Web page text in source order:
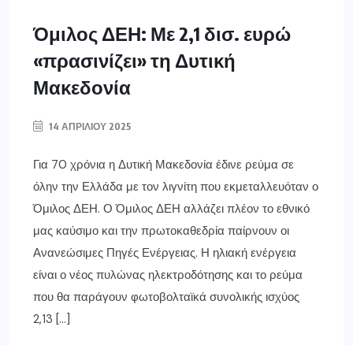
Όμιλος ΔΕΗ: Με 2,1 δισ. ευρώ
«πρασινίζει» τη Δυτική
Μακεδονία
14 ΑΠΡΙΛΊΟΥ 2025
Για 70 χρόνια η Δυτική Μακεδονία έδινε ρεύμα σε
όλην την Ελλάδα με τον λιγνίτη που εκμεταλλευόταν ο
Όμιλος ΔΕΗ. Ο Όμιλος ΔΕΗ αλλάζει πλέον το εθνικό
μας καύσιμο και την πρωτοκαθεδρία παίρνουν οι
Ανανεώσιμες Πηγές Ενέργειας. Η ηλιακή ενέργεια
είναι ο νέος πυλώνας ηλεκτροδότησης και το ρεύμα
που θα παράγουν φωτοβολταϊκά συνολικής ισχύος
2,13 […]